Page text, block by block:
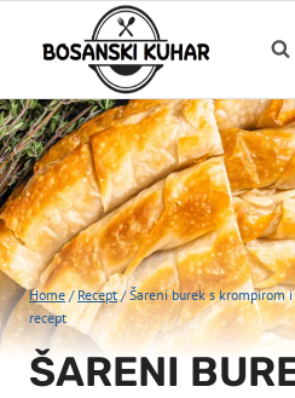
Home / Recept / Šareni burek s krompirom
recept
ŠARENI